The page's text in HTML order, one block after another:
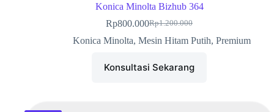
Konica Minolta Bizhub 364
Rp1.200.000
Rp800.000
Konica Minolta, Mesin Hitam Putih, Premium
Konsultasi Sekarang